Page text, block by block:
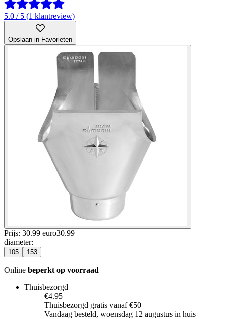
5.0 / 5 (1 klantreview)
Opslaan in Favorieten
Prijs: 30.99 euro30.99
diameter:
105 153
Online beperkt op voorraad
Thuisbezorgd
€4.95
Thuisbezorgd gratis vanaf €50
Vandaag besteld, woensdag 12 augustus in huis